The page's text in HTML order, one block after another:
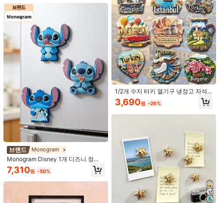
868원 절약
12개 귀여운 모조 음식 냉장고 자석,
사무실, 주방 냉장고, 화이트보드, 식
기 세척기, 가정 장식, 발렌타인 선물,
친구 및 가족을 위한 선물용 자석 장식
1,522
1,143원 절약
825원 절약
3개/6개/9개 닥스훈트 강아지 카툰 냉
장고 자석, 재미있는 동물 귀여운 3D
레진 자석 냉장고 자석, 독특한, 홈, 주
방 및 사무실 장식, 홈 데코레이션, 생
일 선물 어머니날 선물
1,965
석 캐릭터들이 당신의 일상에 즐거움
을 선사할 것입니다.
Monogram
Monogram Disney 1개 디즈니 정품
스티치 자석 냉장고 자석, 주방 가정
사무실 생일 휴일 선물
7,310원 -50%
1/2개 수지 터키 열기구 냉장고 자석,
여행 기념품, 카파도키아, 이스탄불,
조지아, 코카서스, 불가리아 장미, 벽
3,690원 -26%